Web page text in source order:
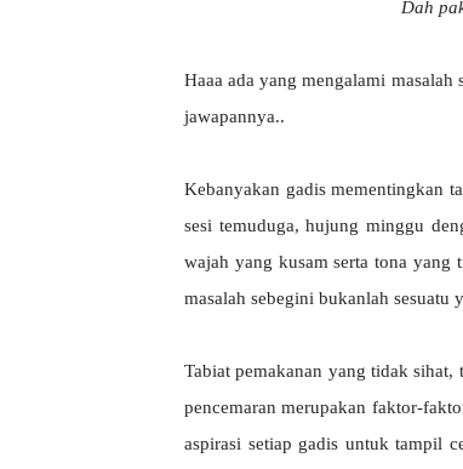
Dah
Haaa ada yang mengalami
jawapannya..
Kebanyakan gadis mementingkan
sesi temuduga, hujung minggu
wajah yang kusam serta tona yang
masalah sebegini bukanlah sesuatu
Tabiat pemakanan yang tidak
pencemaran merupakan faktor-
aspirasi setiap gadis untuk tampil